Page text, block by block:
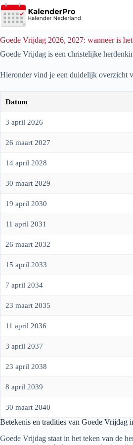
Ga
naar
de
Goede Vrijdag 2026, 2027: wanneer is het
Goede Vrijdag is een christelijke
Hieronder vind je een duidelijk overzicht
Datum
3 april 2026
26 maart 2027
14 april 2028
30 maart 2029
19 april 2030
11 april 2031
26 maart 2032
15 april 2033
7 april 2034
23 maart 2035
11 april 2036
3 april 2037
23 april 2038
8 april 2039
30 maart 2040
Betekenis en tradities van Goede Vrijdag
Goede Vrijdag staat in het teken van de